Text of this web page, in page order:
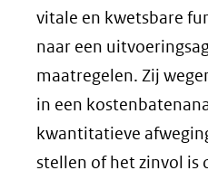
vitale en kwetsbare
naar een
maatregelen. Zij
in een
kwantitatieve
stellen of het zinvol is